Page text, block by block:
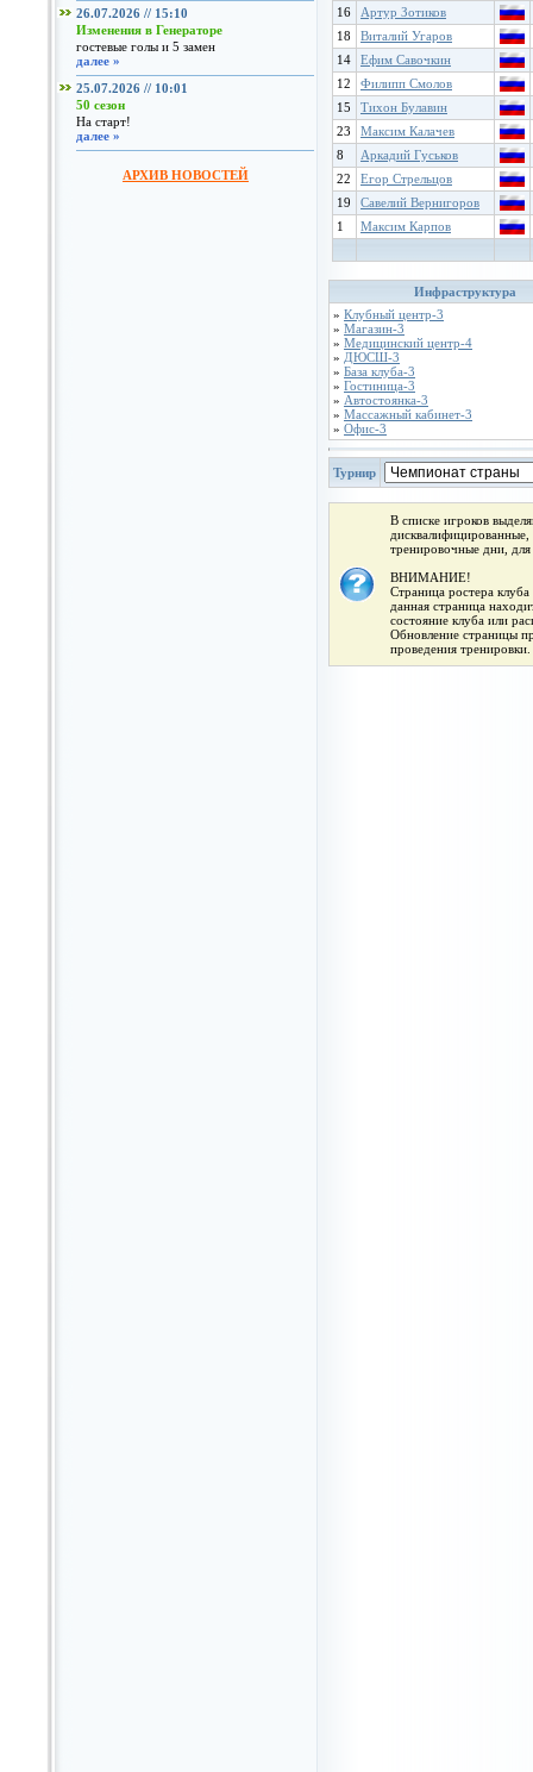
26.07.2026 // 15:10
Изменения в Генераторе
гостевые голы и 5 замен
далее »
25.07.2026 // 10:01
50 сезон
На старт!
далее »
АРХИВ НОВОСТЕЙ
16
Артур Зотиков
18
Виталий Угаров
14
Ефим Савочкин
12
Филипп Смолов
15
Тихон Булавин
23
Максим Калачев
8
Аркадий Гуськов
22
Егор Стрельцов
19
Савелий Вернигоров
1
Максим Карпов
Инфраструктура
» Клубный центр-3
» Магазин-3
» Медицинский центр-4
» ДЮСШ-3
» База клуба-3
» Гостиница-3
» Автостоянка-3
» Массажный кабинет-3
» Офис-3
Турнир
В списке игроков
тренировочные дни,
ВНИМАНИЕ!
Страница ростера
данная страница
состояние клуба или
Обновление страницы
проведения тренировки.